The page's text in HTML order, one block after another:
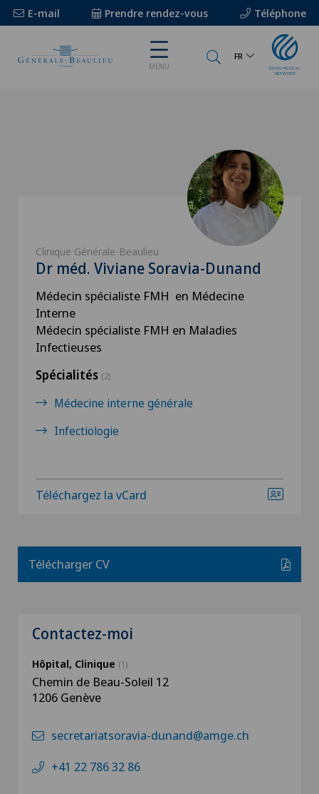
E-mail Prendre rendez-vous Téléphone
MENU
FR
Clinique Générale-Beaulieu
Dr méd. Viviane Soravia-Dunand
Médecin spécialiste FMH en Médecine
Interne
Médecin spécialiste FMH en Maladies
Infectieuses
Spécialités (2)
Médecine interne générale
Infectiologie
Téléchargez la vCard
Télécharger CV
Contactez-moi
Hôpital, Clinique (1)
Chemin de Beau-Soleil 12
1206 Genève
secretariatsoravia-dunand@amge.ch
+41 22 786 32 86